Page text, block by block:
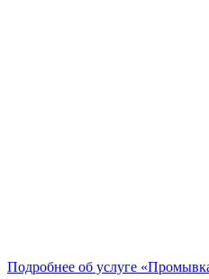
Подробнее об услуге